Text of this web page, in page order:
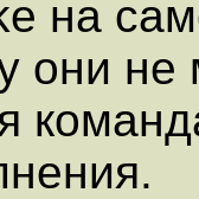
на
они не